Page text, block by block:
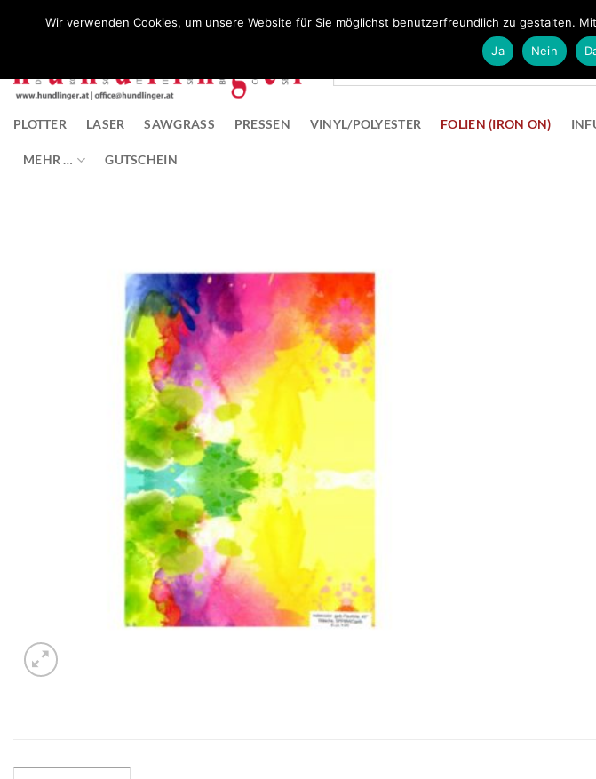
PLOTTER LASER SAWGRASS PRESSEN VINYL/POLYESTER FOLIEN (IRON ON)
MEHR … GUTSCHEIN
Wir verwenden Cookies, um unsere Website für Sie möglichst benutzerfreundlich zu gestalten.
Ja
Nein